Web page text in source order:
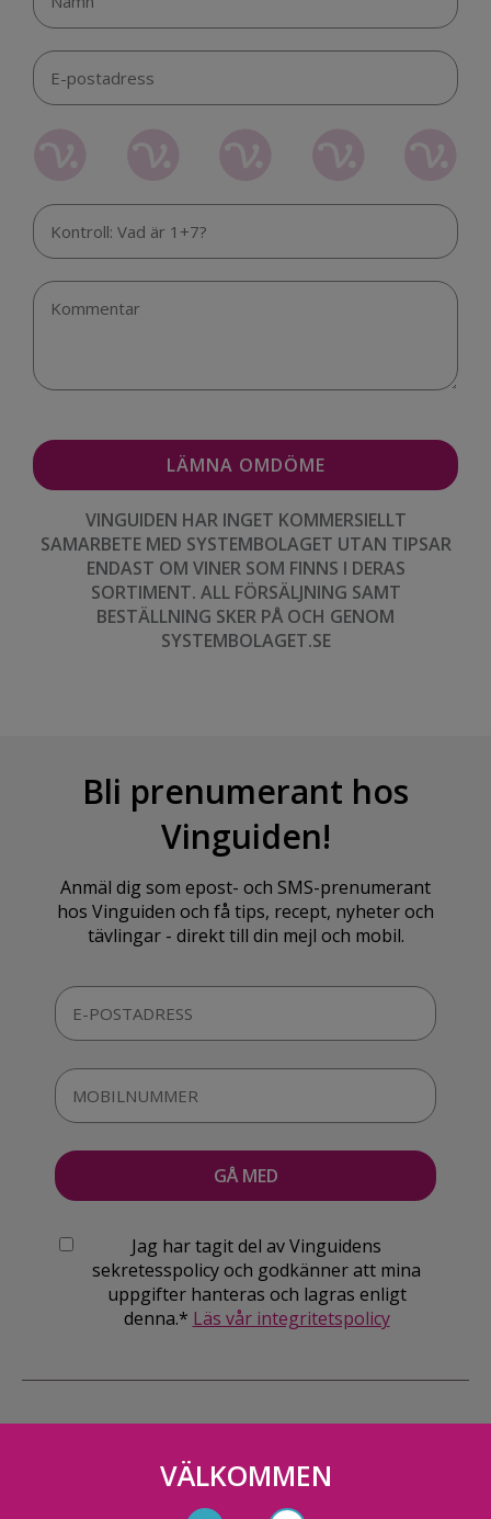
VINGUIDEN HAR INGET KOMMERSIELLT
SAMARBETE MED SYSTEMBOLAGET UTAN TIPSAR
ENDAST OM VINER SOM FINNS I DERAS
SORTIMENT. ALL FÖRSÄLJNING SAMT
BESTÄLLNING SKER PÅ OCH GENOM
SYSTEMBOLAGET.SE
Bli prenumerant hos
Vinguiden!
Anmäl dig som epost- och SMS-prenumerant
hos Vinguiden och få tips, recept, nyheter och
tävlingar - direkt till din mejl och mobil.
Jag har tagit del av Vinguidens
sekretesspolicy och godkänner att mina
uppgifter hanteras och lagras enligt
denna.* Läs vår integritetspolicy
VÄLKOMMEN